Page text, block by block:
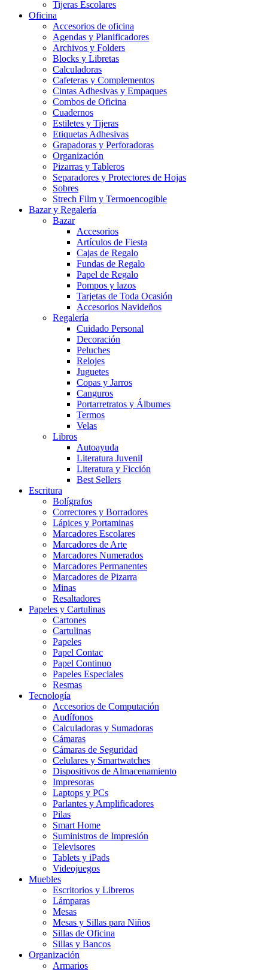
Tijeras Escolares
Oficina
Accesorios de oficina
Agendas y Planificadores
Archivos y Folders
Blocks y Libretas
Calculadoras
Cafeteras y Complementos
Cintas Adhesivas y Empaques
Combos de Oficina
Cuadernos
Estiletes y Tijeras
Etiquetas Adhesivas
Grapadoras y Perforadoras
Organización
Pizarras y Tableros
Separadores y Protectores de Hojas
Sobres
Strech Film y Termoencogible
Bazar y Regalería
Bazar
Accesorios
Artículos de Fiesta
Cajas de Regalo
Fundas de Regalo
Papel de Regalo
Pompos y lazos
Tarjetas de Toda Ocasión
Accesorios Navideños
Regalería
Cuidado Personal
Decoración
Peluches
Relojes
Juguetes
Copas y Jarros
Canguros
Portarretratos y Álbumes
Termos
Velas
Libros
Autoayuda
Literatura Juvenil
Literatura y Ficción
Best Sellers
Escritura
Bolígrafos
Correctores y Borradores
Lápices y Portaminas
Marcadores Escolares
Marcadores de Arte
Marcadores Numerados
Marcadores Permanentes
Marcadores de Pizarra
Minas
Resaltadores
Papeles y Cartulinas
Cartones
Cartulinas
Papeles
Papel Contac
Papel Continuo
Papeles Especiales
Resmas
Tecnología
Accesorios de Computación
Audífonos
Calculadoras y Sumadoras
Cámaras
Cámaras de Seguridad
Celulares y Smartwatches
Dispositivos de Almacenamiento
Impresoras
Laptops y PCs
Parlantes y Amplificadores
Pilas
Smart Home
Suministros de Impresión
Televisores
Tablets y iPads
Videojuegos
Muebles
Escritorios y Libreros
Lámparas
Mesas
Mesas y Sillas para Niños
Sillas de Oficina
Sillas y Bancos
Organización
Armarios